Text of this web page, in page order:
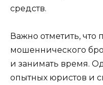
средств.
Важно отметить, что
мошеннического
и занимать время.
опытных юристов и